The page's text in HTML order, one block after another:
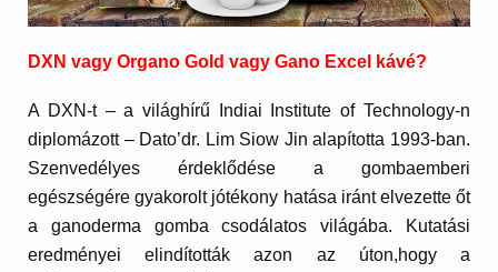
DXN vagy Organo Gold vagy Gano Excel kávé?
A DXN-t– a világhírű Indiai Institute of Technology-n
diplomázott – Dato’dr. Lim Siow Jin alapította 1993-ban.
Szenvedélyes érdeklődése a gombaemberi
egészségére gyakorolt jótékony hatása iránt elvezette őt
a ganoderma gomba csodálatos világába. Kutatási
eredményei elindították azon az úton,hogy a